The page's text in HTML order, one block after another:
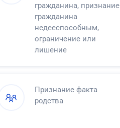
гражданина, признание
гражданина
недееспособным,
ограничение или
лишение
восемнадцати лет права
самостоятельно
Признание факта
родства